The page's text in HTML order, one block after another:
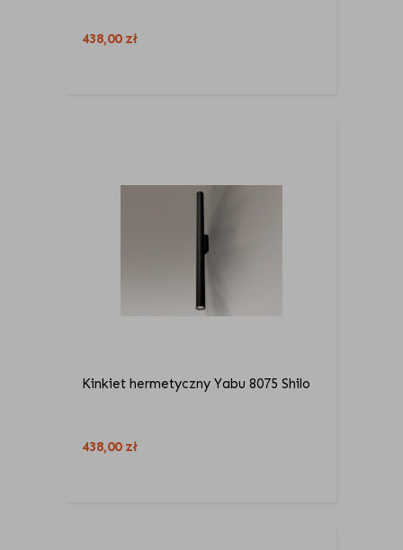
438,00 zł
Kinkiet hermetyczny Yabu 8075 Shilo
438,00 zł